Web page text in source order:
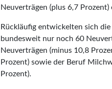
Neuverträgen (plus 6,7
Rückläufig entwickelten sich
bundesweit nur noch 60
Neuverträgen (minus 10,8
Prozent) sowie der Beruf
Prozent).